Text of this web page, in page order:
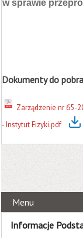
w sprawie
Dokumenty do
Zarządzenie nr 65-
- Instytut Fizyki.pdf
Menu
Informacje